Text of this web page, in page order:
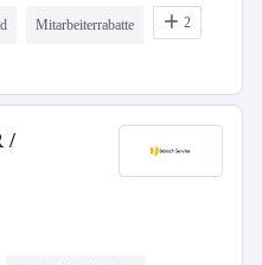
Mitarbeiterrabatte 2
/